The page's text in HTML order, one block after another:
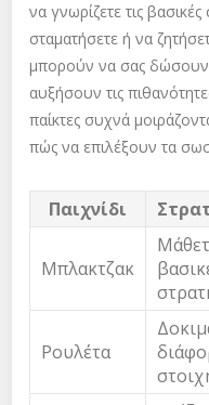
να γνωρίζετε τις
σταματήσετε ή να
μπορούν να σας δώσουν
αυξήσουν τις
παίκτες συχνά
πώς να επιλέξουν τα
Παιχνίδι
Μπλακτζακ
Ρουλέτα